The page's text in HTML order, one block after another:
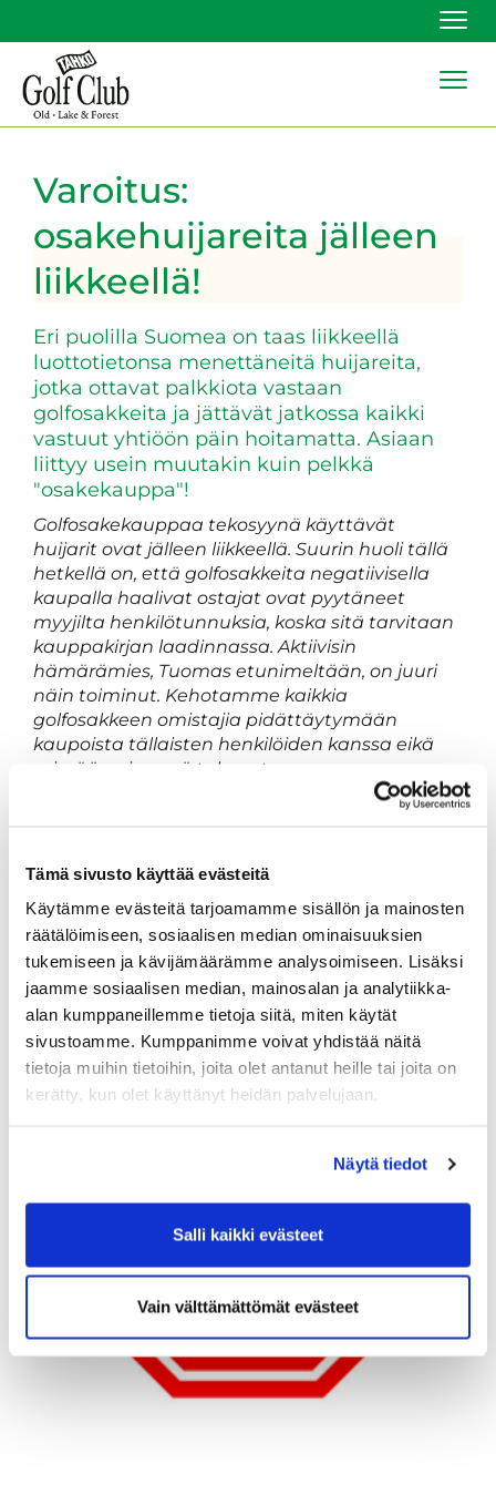
Tämä sivusto käyttää evästeitä
Käytämme evästeitä tarjoamamme sisällön ja mainosten
räätälöimiseen, sosiaalisen median ominaisuuksien
tukemiseen ja kävijämäärämme analysoimiseen. Lisäksi
jaamme sosiaalisen median, mainosalan ja analytiikka-
alan kumppaneillemme tietoja siitä, miten käytät
sivustoamme. Kumppanimme voivat yhdistää näitä
tietoja muihin tietoihin, joita olet antanut heille tai joita on
kerätty, kun olet käyttänyt heidän palvelujaan.
Näytä tiedot
Salli kaikki evästeet
Vain välttämättömät evästeet
Varoitus:
osakehuijareita jälleen
liikkeellä!
Eri puolilla Suomea on taas liikkeellä
luottotietonsa menettäneitä huijareita,
jotka ottavat palkkiota vastaan
golfosakkeita ja jättävät jatkossa kaikki
vastuut yhtiöön päin hoitamatta. Asiaan
liittyy usein muutakin kuin pelkkä
"osakekauppa"!
Golfosakekauppaa tekosyynä käyttävät
huijarit ovat jälleen liikkeellä. Suurin huoli tällä
hetkellä on, että golfosakkeita negatiivisella
kaupalla haalivat ostajat ovat pyytäneet
myyjilta henkilötunnuksia, koska sitä tarvitaan
kauppakirjan laadinnassa. Aktiivisin
hämärämies, Tuomas etunimeltään, on juuri
näin toiminut. Kehotamme kaikkia
golfosakkeen omistajia pidättäytymään
kaupoista tällaisten henkilöiden kanssa eikä
missään nimessä tule antaa omaa
henkilötunnusta tuntemattomien käyttöön.
henkilötunnuksen omistajan piikkiin. Jokaisen,
joka on osakettaan myymässä kannattaa
selvityttää tuntemattoman ostajan taustat
yhtiön toimitusjohtajan kanssa.
Lisätietoja: Jukka Ilva, 044 555 7450